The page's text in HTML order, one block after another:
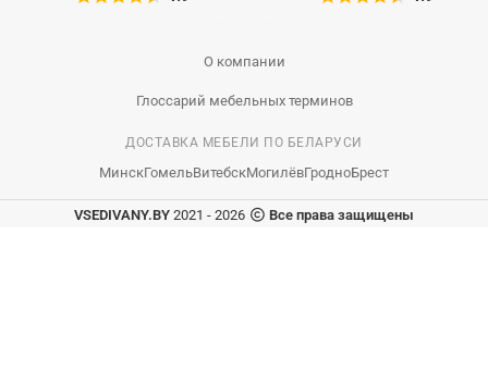
О компании
Глоссарий мебельных терминов
ДОСТАВКА МЕБЕЛИ ПО БЕЛАРУСИ
МинскГомельВитебскМогилёвГродноБрест
VSEDIVANY.BY 2021 - 2026 Все права защищены